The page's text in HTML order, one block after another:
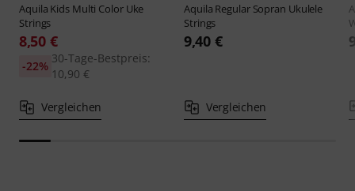
Aquila Kids Multi Color Uke
Strings
8,50 €
30-Tage-Bestpreis:
10,90 €
-22%
Vergleichen
Aquila Regular Sopran Ukulele
Strings
9,40 €
Vergleichen